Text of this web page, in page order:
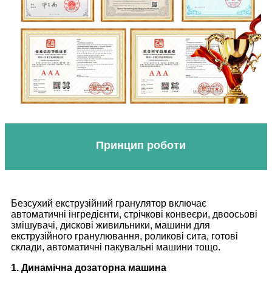
Принцип роботи
Безсухий екструзійний гранулятор включає
автоматичні інгредієнти, стрічкові конвеєри, двоосьові
змішувачі, дискові живильники, машини для
екструзійного гранулювання, роликові сита, готові
склади, автоматичні пакувальні машини тощо.
1. Динамічна дозаторна машина